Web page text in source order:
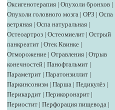
Оксигенотерапия | Опухоли бронхов |
Опухоли головного мозга | ОРЗ | Оспа
ветряная | Оспа натуральная |
Остеоартроз | Остеомиелит | Острый
панкреатит | Отек Квинке |
Отморожение | Отравления | Отрыв
конечностей | Панофтальмит |
Параметрит | Паратонзиллит |
Паркинсонизм | Парша | Педикулёз |
Перикардит | Перикоронарит |
Периостит | Перфорация пищевода |